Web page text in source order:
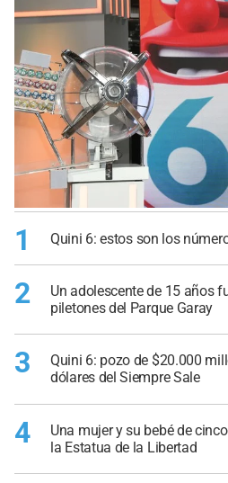
1 Quini 6: estos son los
2
Un adolescente de 15 años
piletones del Parque Garay
3
Quini 6: pozo de $20.000
dólares del Siempre Sale
4
Una mujer y su bebé de
la Estatua de la Libertad